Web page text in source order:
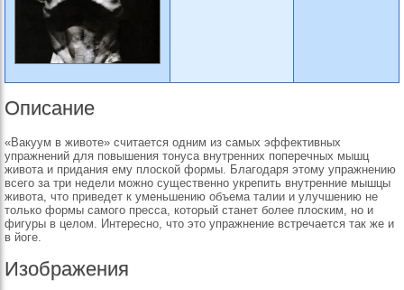
Описание
«Вакуум в животе» считается одним из самых эффективных
упражнений для повышения тонуса внутренних поперечных мышц
живота и придания ему плоской формы. Благодаря этому упражнению
всего за три недели можно существенно укрепить внутренние мышцы
живота, что приведет к уменьшению объема талии и улучшению не
только формы самого пресса, который станет более плоским, но и
фигуры в целом. Интересно, что это упражнение встречается так же и
в йоге.
Изображения